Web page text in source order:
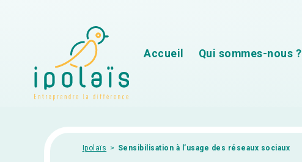
Accueil Qui sommes-nous ?
Ipolaïs > Sensibilisation à l’usage des réseaux sociaux